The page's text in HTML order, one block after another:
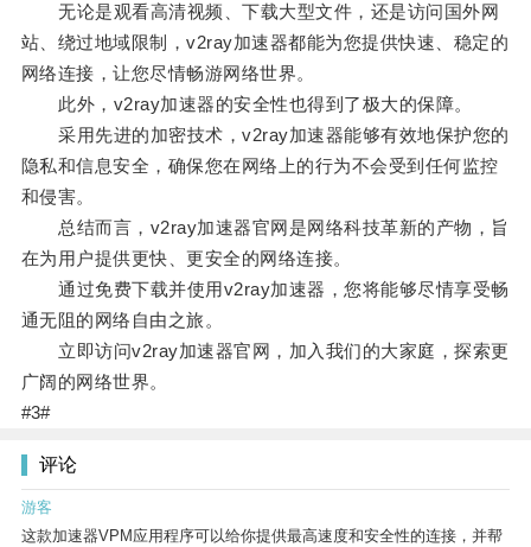
无论是观看高清视频、下载大型文件，还是访问国外网
站、绕过地域限制，v2ray加速器都能为您提供快速、稳定的
网络连接，让您尽情畅游网络世界。
此外，v2ray加速器的安全性也得到了极大的保障。
采用先进的加密技术，v2ray加速器能够有效地保护您的
隐私和信息安全，确保您在网络上的行为不会受到任何监控
和侵害。
总结而言，v2ray加速器官网是网络科技革新的产物，旨
在为用户提供更快、更安全的网络连接。
通过免费下载并使用v2ray加速器，您将能够尽情享受畅
通无阻的网络自由之旅。
立即访问v2ray加速器官网，加入我们的大家庭，探索更
广阔的网络世界。
#3#
评论
游客
这款加速器VPM应用程序可以给你提供最高速度和安全性的连接，并帮